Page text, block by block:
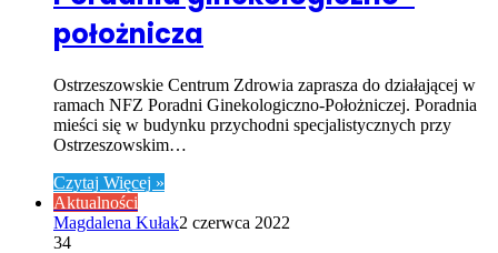
położnicza
Ostrzeszowskie Centrum Zdrowia zaprasza do działającej w
ramach NFZ Poradni Ginekologiczno-Położniczej. Poradnia
mieści się w budynku przychodni specjalistycznych przy
Ostrzeszowskim…
Czytaj Więcej »
Aktualności
Magdalena Kułak2 czerwca 2022
34